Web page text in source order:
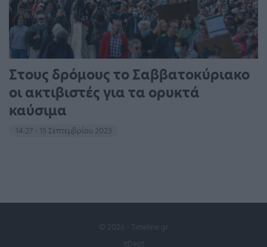
Στους δρόμους το Σαββατοκύριακο
οι ακτιβιστές για τα ορυκτά
καύσιμα
14:27 - 15 Σεπτεμβρίου 2023
© 2026 - Timeline.gr
ItDept